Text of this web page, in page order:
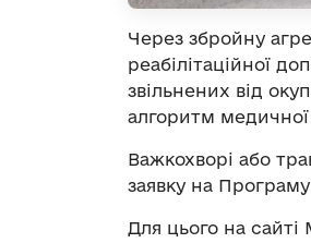
Через збройну
реабілітаційної
звільнених від
алгоритм медичної
Важкохворі або
заявку на
Для цього на сайті